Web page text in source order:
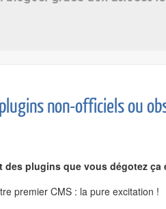
non-officiels ou
plugins que vous dégotez ça
premier CMS : la pure excitation !